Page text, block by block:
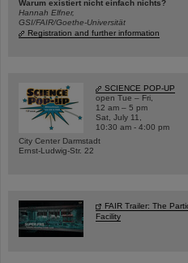
Warum existiert nicht einfach nichts?
Hannah Elfner,
GSI/FAIR/Goethe-Universität
Registration and further information
SCIENCE POP-UP
open Tue – Fri,
12 am – 5 pm
Sat, July 11,
10:30 am - 4:00 pm
City Center Darmstadt
Ernst-Ludwig-Str. 22
FAIR Trailer: The
Facility